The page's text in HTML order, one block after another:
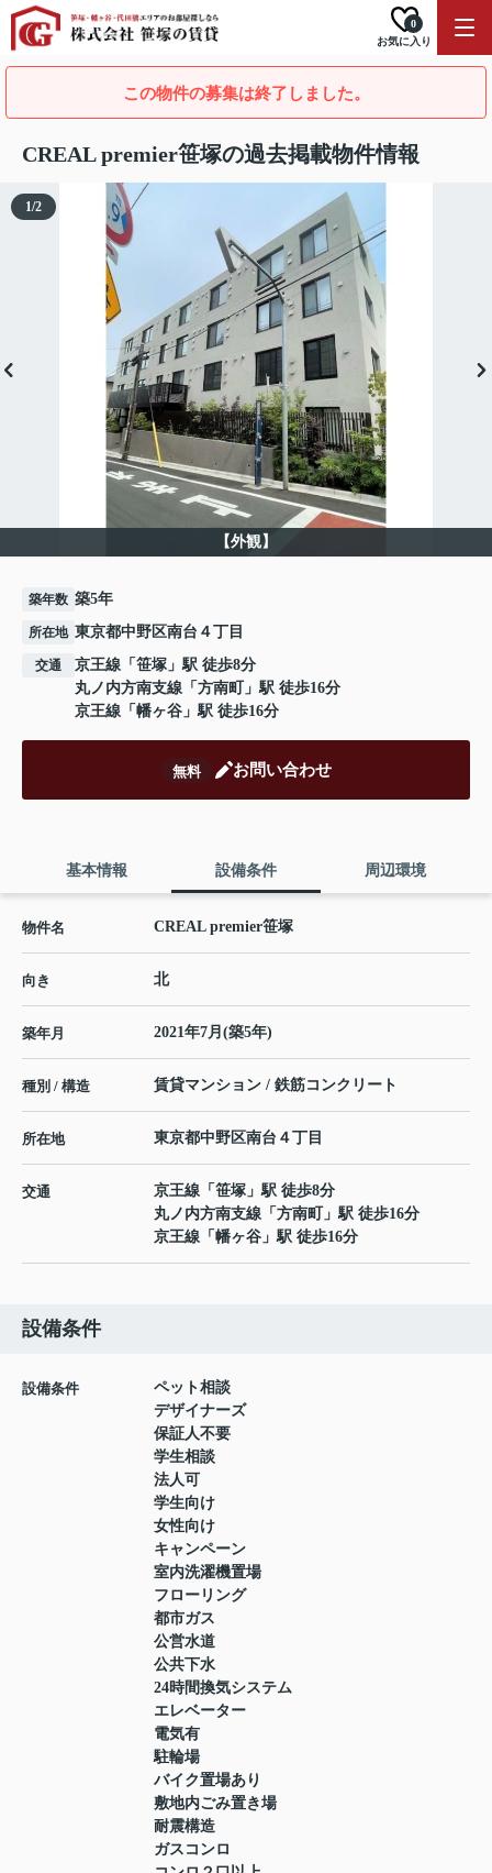
お気に入り
0
この物件の募集は終了しました。
CREAL premier笹塚の過去掲載物件情報
【外観】
1/2
築年数 築5年
所在地 東京都中野区南台４丁目
交通 京王線 「 笹塚 」駅 徒歩8分
丸ノ内方南支線 「 方南町
」駅 徒歩16分
京王線 「 幡ヶ谷 」駅 徒歩16分
無料 お問い合わせ
基本情報 設備条件 周辺環境
物件名 CREAL premier笹塚
向き 北
築年月 2021年7月(築5年)
種別 / 構造 賃貸マンション / 鉄筋コンクリート
所在地 東京都中野区南台 ４丁目
交通 京王線 「 笹塚 」駅 徒歩8分
丸ノ内方南支線 「 方南町
」駅 徒歩16分
京王線 「 幡ヶ谷 」駅 徒歩16分
設備条件
設備条件
ペット相談
デザイナーズ
保証人不要
学生相談
法人可
学生向け
女性向け
キャンペーン
室内洗濯機置場
フローリング
都市ガス
公営水道
公共下水
24時間換気システム
エレベーター
電気有
駐輪場
バイク置場あり
敷地内ごみ置き場
耐震構造
ガスコンロ